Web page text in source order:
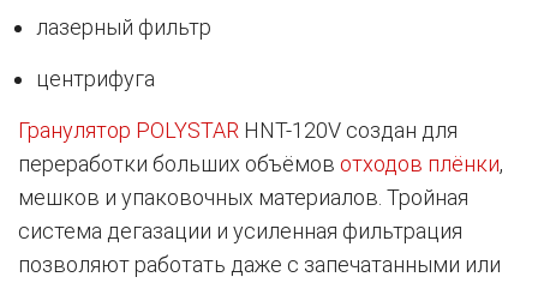
лазерный фильтр
центрифуга
Гранулятор POLYSTAR HNT-120V создан для
переработки больших объёмов отходов плёнки,
мешков и упаковочных материалов. Тройная
система дегазации и усиленная фильтрация
позволяют работать даже с запечатанными или